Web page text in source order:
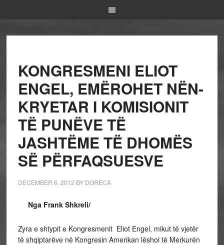
KONGRESMENI ELIOT
ENGEL, EMËROHET NËN-
KRYETAR I KOMISIONIT
TË PUNËVE TË
JASHTËME TË DHOMËS
SË PËRFAQSUESVE
DECEMBER 6, 2012 BY DGRECA
Nga Frank Shkreli/
Zyra e shtypit e Kongresmenit Eliot Engel, mikut të vjetër
të shqiptarëve në Kongresin Amerikan lëshoi të Merkurën